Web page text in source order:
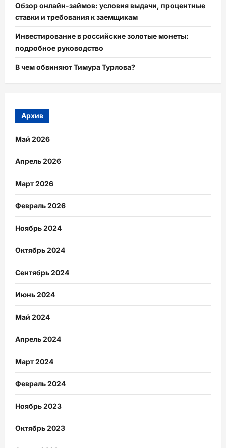
Обзор онлайн-займов: условия выдачи, процентные
ставки и требования к заемщикам
Инвестирование в российские золотые монеты:
подробное руководство
В чем обвиняют Тимура Турлова?
Архив
Май 2026
Апрель 2026
Март 2026
Февраль 2026
Ноябрь 2024
Октябрь 2024
Сентябрь 2024
Июнь 2024
Май 2024
Апрель 2024
Март 2024
Февраль 2024
Ноябрь 2023
Октябрь 2023